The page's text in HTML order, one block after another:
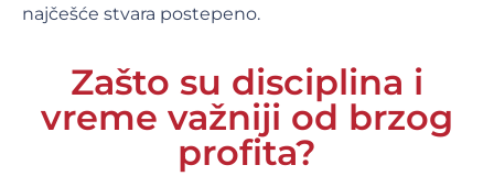
najčešće stvara postepeno.
Zašto su disciplina i
vreme važniji od brzog
profita?